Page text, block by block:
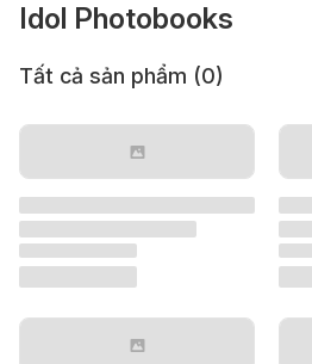
Idol Photobooks
Tất cả sản phẩm (0)